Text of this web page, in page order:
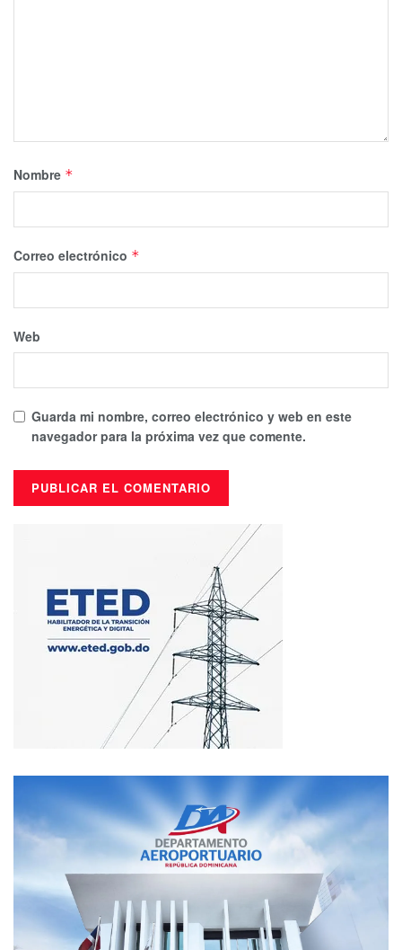
Nombre *
Correo electrónico *
Web
Guarda mi nombre, correo electrónico y web en este
navegador para la próxima vez que comente.